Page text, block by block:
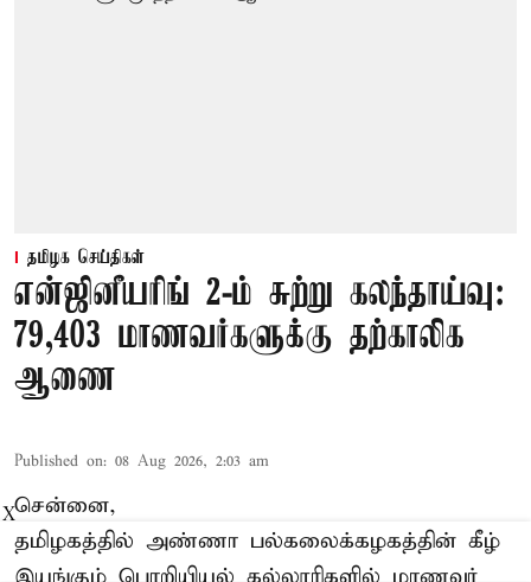
தமிழக செய்திகள்
என்ஜினீயரிங் 2-ம் சுற்று கலந்தாய்வு:
79,403 மாணவர்களுக்கு தற்காலிக
ஆணை
Published on: 08 Aug 2026, 2:03 am
சென்னை,
தமிழகத்தில் அண்ணா பல்கலைக்கழகத்தின் கீழ்
X